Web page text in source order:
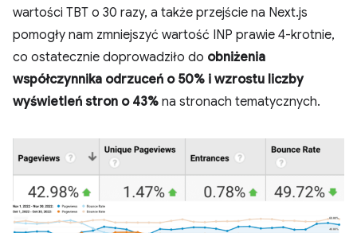
wartości TBT o 30 razy, a także przejście na Next.js
pomogły nam zmniejszyć wartość INP prawie 4-krotnie,
co ostatecznie doprowadziło do obniżenia
współczynnika odrzuceń o 50% i wzrostu liczby
wyświetleń stron o 43% na stronach tematycznych.